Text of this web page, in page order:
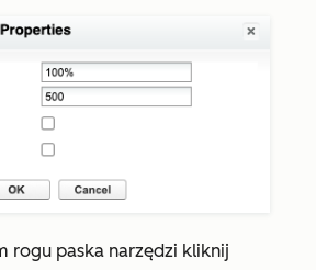
rogu paska narzędzi kliknij